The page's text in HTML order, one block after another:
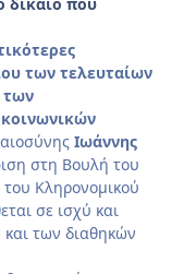
δίκαιο που
των τελευταίων
των
Ιωάννης
στη Βουλή του
Κληρονομικού
σε ισχύ και
των διαθηκών